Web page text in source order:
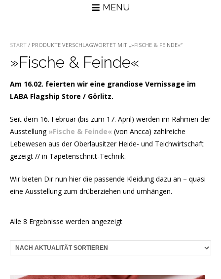
MENU
START / PRODUKTE VERSCHLAGWORTET MIT „»FISCHE & FEINDE«“
»Fische & Feinde«
Am 16.02. feierten wir eine grandiose Vernissage im
LABA Flagship Store / Görlitz.
Seit dem 16. Februar (bis zum 17. April) werden im Rahmen der
Ausstellung »Fische & Feinde« (von Ancca) zahlreiche
Lebewesen aus der Oberlausitzer Heide- und Teichwirtschaft
gezeigt // in Tapetenschnitt-Technik.
Wir bieten Dir nun hier die passende Kleidung dazu an – quasi
eine Ausstellung zum drüberziehen und umhängen.
Alle 8 Ergebnisse werden angezeigtNach